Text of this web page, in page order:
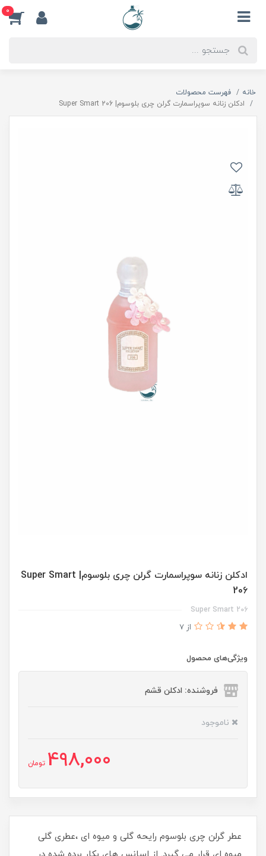
0
خانه
فهرست محصولات
ادكلن زنانه سوپراسمارت گرلن چرى بلوسوم| Super Smart 206
ادكلن زنانه سوپراسمارت گرلن چرى بلوسوم| Super Smart
206
Super Smart 206
از 7
ویژگی‌های محصول
فروشنده: ادکلن قشم
ناموجود
498,000 تومان
عطر گرلن چرى بلوسوم رايحه گلى و ميوه اى ،عطری گلی